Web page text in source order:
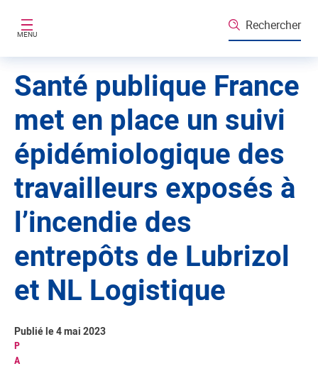
MENU
Rechercher
Santé publique France
met en place un suivi
épidémiologique des
travailleurs exposés à
l’incendie des
entrepôts de Lubrizol
et NL Logistique
P
A
Publié le 4 mai 2023